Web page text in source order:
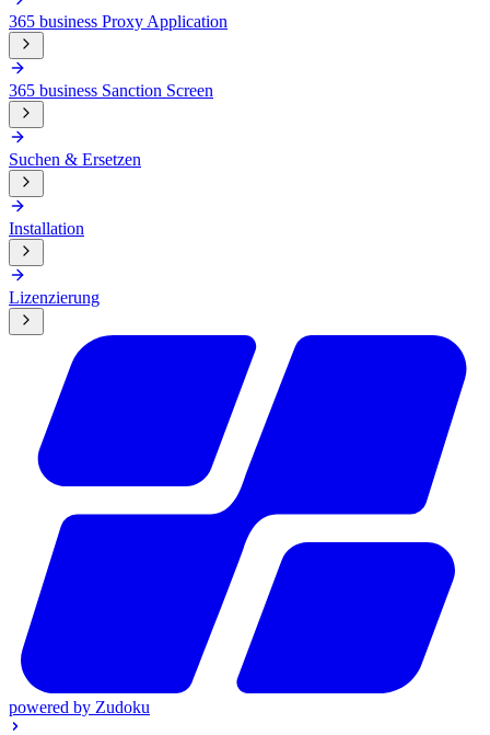
365 business Proxy Application
365 business Sanction Screen
Suchen & Ersetzen
Installation
Lizenzierung
powered by Zudoku